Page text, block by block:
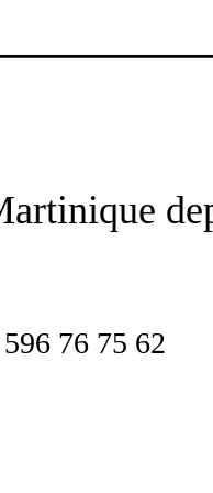
76 75 62